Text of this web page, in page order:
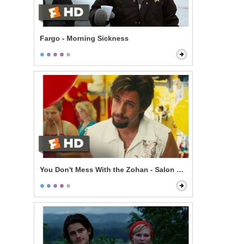
Fargo - Morning Sickness
You Don't Mess With the Zohan - Salon Mistakes